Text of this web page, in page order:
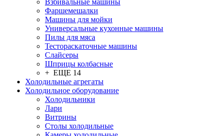
Взбивальные машины
Фаршемешалки
Машины для мойки
Универсальные кухонные машины
Пилы для мяса
Тестораскаточные машины
Слайсеры
Шприцы колбасные
+ ЕЩЕ 14
Холодильные агрегаты
Холодильное оборудование
Холодильники
Лари
Витрины
Столы холодильные